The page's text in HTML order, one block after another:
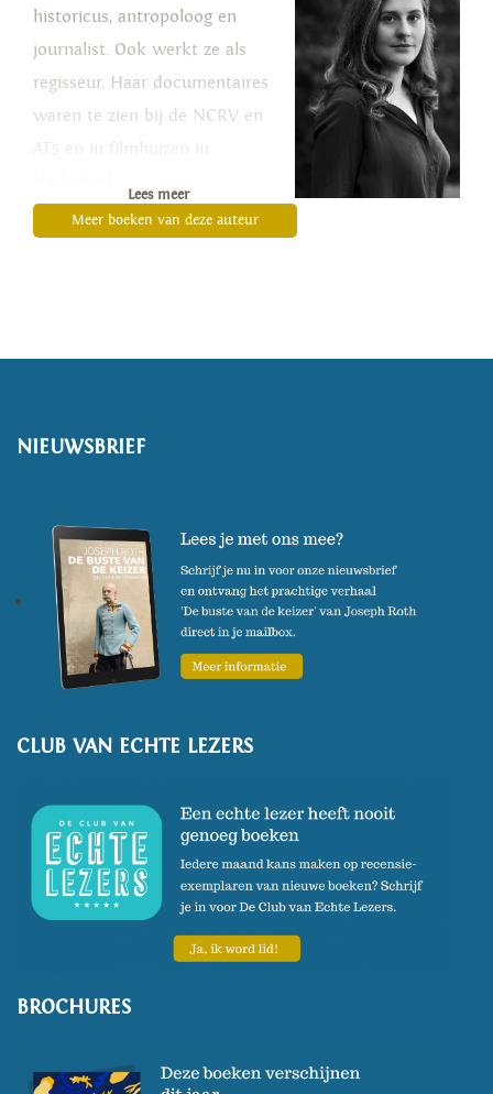
historicus, antropoloog en
journalist. Ook werkt ze als
regisseur. Haar documentaires
waren te zien bij de NCRV en
(Foto: Jelmer de Haas)
Lees meer
Meer boeken van deze auteur
NIEUWSBRIEF
CLUB VAN ECHTE LEZERS
BROCHURES